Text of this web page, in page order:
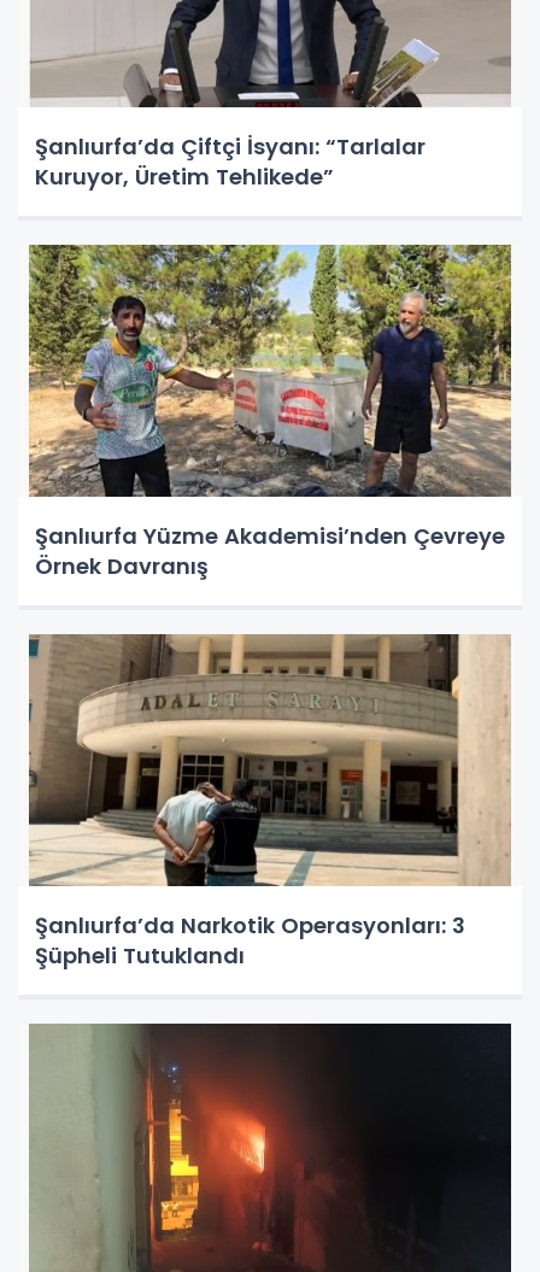
Şanlıurfa’da Çiftçi İsyanı: “Tarlalar
Kuruyor, Üretim Tehlikede”
Şanlıurfa Yüzme Akademisi’nden Çevreye
Örnek Davranış
Şanlıurfa’da Narkotik Operasyonları: 3
Şüpheli Tutuklandı